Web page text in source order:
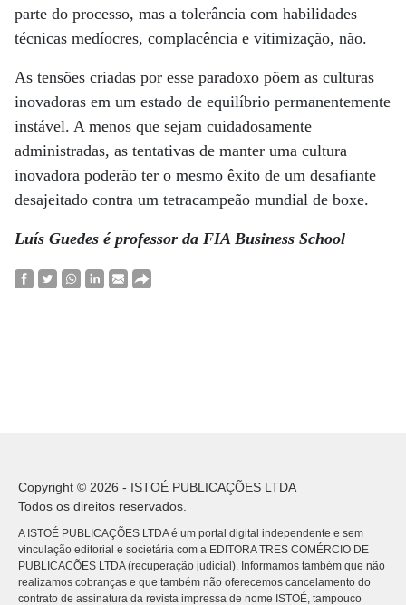
parte do processo, mas a tolerância com habilidades
técnicas medíocres, complacência e vitimização, não.
As tensões criadas por esse paradoxo põem as culturas
inovadoras em um estado de equilíbrio permanentemente
instável. A menos que sejam cuidadosamente
administradas, as tentativas de manter uma cultura
inovadora poderão ter o mesmo êxito de um desafiante
desajeitado contra um tetracampeão mundial de boxe.
Luís Guedes é professor da FIA Business School
Copyright © 2026 - ISTOÉ PUBLICAÇÕES LTDA
Todos os direitos reservados.
A ISTOÉ PUBLICAÇÕES LTDA é um portal digital independente e sem
vinculação editorial e societária com a EDITORA TRES COMÉRCIO DE
PUBLICACÕES LTDA (recuperação judicial). Informamos também que não
realizamos cobranças e que também não oferecemos cancelamento do
contrato de assinatura da revista impressa de nome ISTOÉ, tampouco